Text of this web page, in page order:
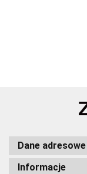
Dane adresowe
Informacje